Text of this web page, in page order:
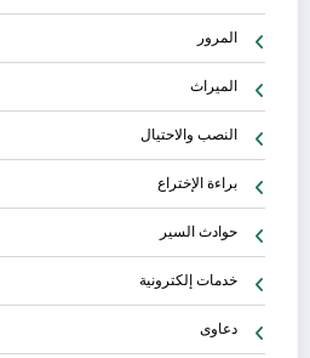
المرور
الميراث
النصب والاحتيال
براءة الإختراع
حوادث السير
خدمات إلكترونية
دعاوى